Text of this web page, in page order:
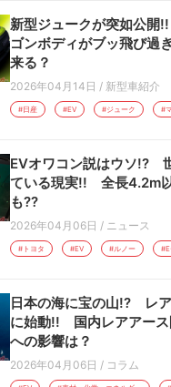
新型ジュークが突如公開
ゴンボディがブッ飛び過
来る？
2026年04月14日 / 新型車紹介
#日産 #EV #ジューク #
EVオワコン説はウソ!?
ている現実!! 全長4.2m
も??
2026年04月06日 / ニュース
#トヨタ #EV #ルノー
日本の海に宝の山!? レ
に始動!! 国内レアアース
への影響は？
2026年04月06日 / コラム